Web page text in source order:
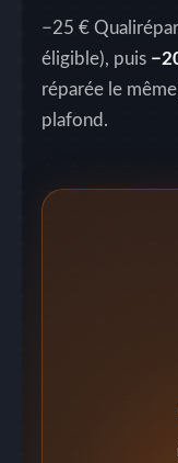
−25 €
éligible), puis
réparée le
plafond.